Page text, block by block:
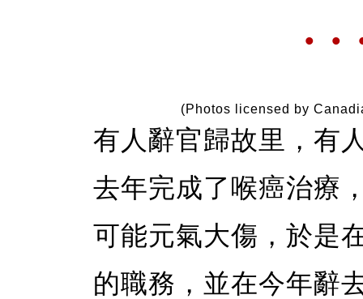
• •
(Photos licensed by
有人辭官歸故里，有
去年完成了喉癌治療
可能元氣大傷，於是
的職務，並在今年辭